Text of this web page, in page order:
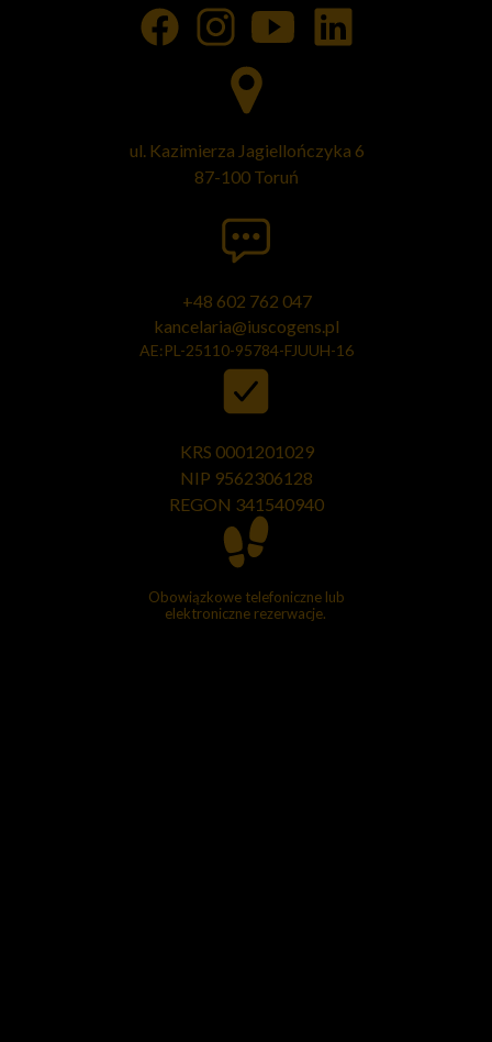
KRS 0001201029
NIP 9562306128
REGON 341540940
+48 602 762 047
kancelaria@iuscogens.pl
AE:PL-25110-95784-FJUUH-16
ul. Kazimierza Jagiellończyka 6
87-100 Toruń
Obowiązkowe telefoniczne lub
elektroniczne rezerwacje.